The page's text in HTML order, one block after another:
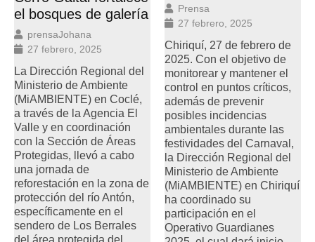
el bosques de galería
prensaJohana
27 febrero, 2025
La Dirección Regional del
Ministerio de Ambiente
(MiAMBIENTE) en Coclé,
a través de la Agencia El
Valle y en coordinación
con la Sección de Áreas
Protegidas, llevó a cabo
una jornada de
reforestación en la zona de
protección del río Antón,
específicamente en el
sendero de Los Berrales
del área protegida del
Prensa
27 febrero, 2025
Chiriquí, 27 de febrero de
2025. Con el objetivo de
monitorear y mantener el
control en puntos críticos,
además de prevenir
posibles incidencias
ambientales durante las
festividades del Carnaval,
la Dirección Regional del
Ministerio de Ambiente
(MiAMBIENTE) en Chiriquí
ha coordinado su
participación en el
Operativo Guardianes